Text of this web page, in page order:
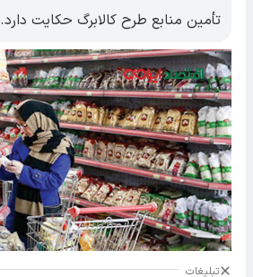
تأمین منابع طرح کالابرگ حکایت دارد.
تبلیغات